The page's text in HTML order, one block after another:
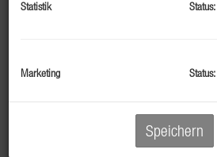
Fläche
Statistik
Marketing
Speichern